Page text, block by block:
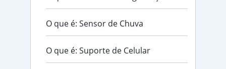
O que é: Sensor de Chuva
O que é: Suporte de Celular